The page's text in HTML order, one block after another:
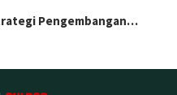
Pengembangan…